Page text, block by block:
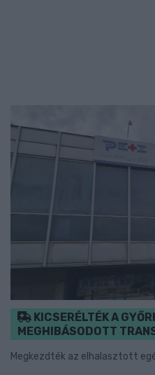
KICSERÉLTÉK A
MEGHIBÁSODOTT
Megkezdték az elhalasztott